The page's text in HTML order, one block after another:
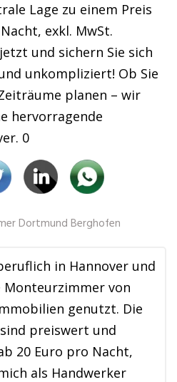
Lage zu einem Preis
exkl. MwSt.
und sichern Sie sich
unkompliziert! Ob Sie
planen – wir
hervorragende
0
Dortmund Berghofen
in Hannover und
Monteurzimmer von
genutzt. Die
preiswert und
20 Euro pro Nacht,
als Handwerker